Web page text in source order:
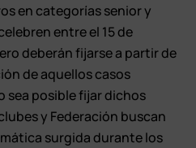
en categorías senior y
entre el 15 de
deberán fijarse a partir de
de aquellos casos
sea posible fijar dichos
y Federación buscan
surgida durante los